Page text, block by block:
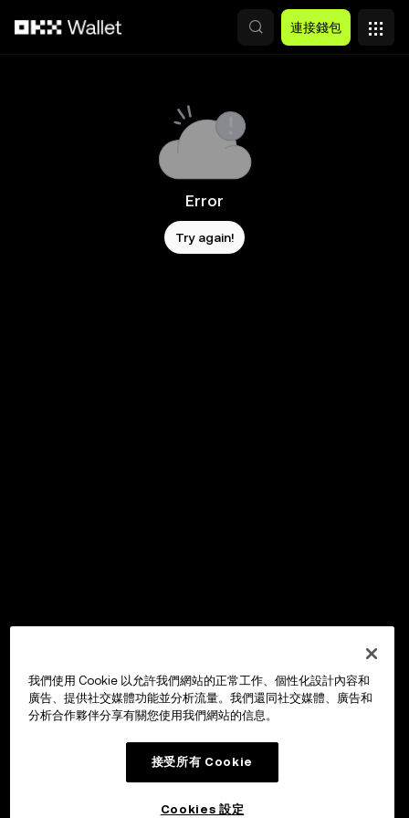
連接錢包
Error
Try again!
我們使用 Cookie 以允許我們網站的正常工作、個性化設計內容和
廣告、提供社交媒體功能並分析流量。我們還同社交媒體、廣告和
分析合作夥伴分享有關您使用我們網站的信息。
接受所有 Cookie
Cookies 設定